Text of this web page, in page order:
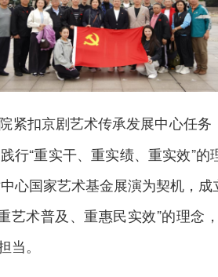
紧扣京剧艺术传承发展中心任
“重实干、重实绩、重实效”的
国家艺术基金展演为契机，成
艺术普及、重惠民实效”的理念
。